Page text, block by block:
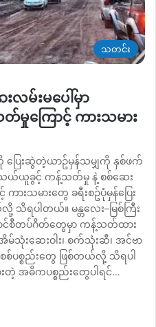
သတင်း
းလမ်းမပေါ်မှာ
ကြောင့် ကားသမား
ပြေးဆွဲတဲ့ယာဥ်မှန်သမျှကို နှစ်ဖက်
ယူခွင့် ကန့်သတ်မှု နဲ့ စစ်ဆေး
ားသမားတွေ ခရီးစဥ်ပုံမှန်ပြေး
ပါတယ်။ မန္တလေး–မြစ်ကြီး
ာင်စီတပ်ဂိတ်တွေမှာ ကန့်သတ်ထား
ဆေးဝါး၊ စက်သုံးဆီ၊ အင်ဗာ
ပစ္စည်းတွေ ဖြစ်တယ်လို့ သိရပါ
အဓိကပစ္စည်းတွေပါရင်…